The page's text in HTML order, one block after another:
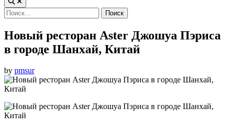
Найти:
Новый ресторан Aster Джошуа Пэриса
в городе Шанхай, Китай
by pmsur